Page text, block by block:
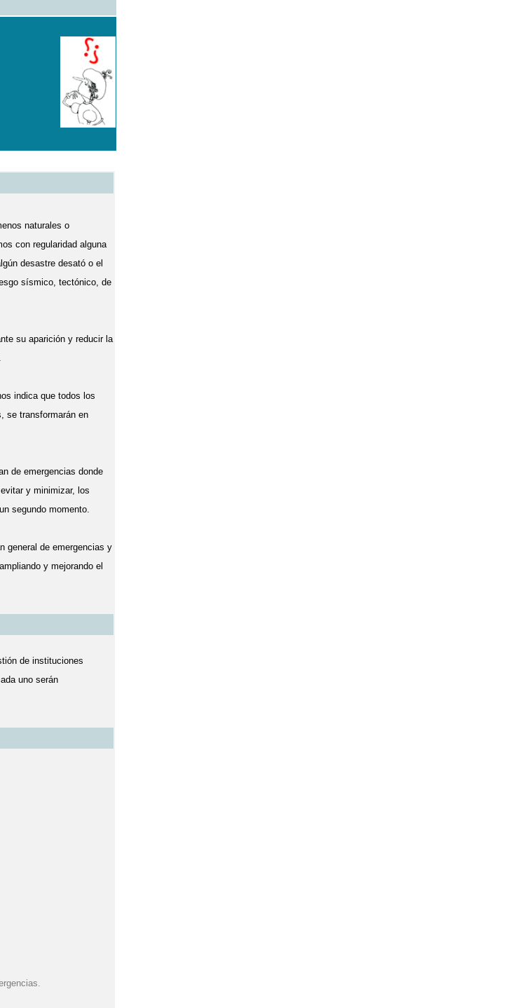
naturales o
con regularidad alguna
desastre desató o el
sísmico, tectónico, de
su aparición y reducir la
indica que todos los
se transformarán en
de emergencias donde
y minimizar, los
segundo momento.
general de emergencias y
y mejorando el
de instituciones
uno serán